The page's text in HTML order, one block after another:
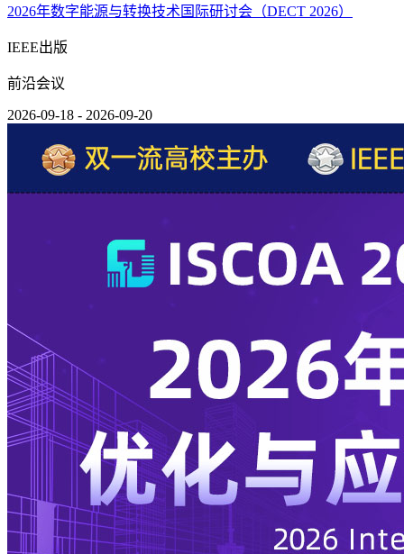
2026年数字能源与转换技术国际研讨会（DECT 2026）
IEEE出版
前沿会议
2026-09-18 - 2026-09-20